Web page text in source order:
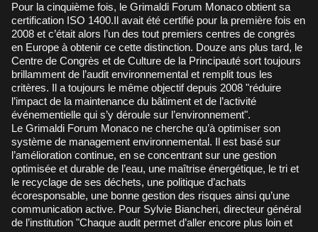
Pour la cinquième fois, le Grimaldi Forum Monaco obtient sa
certification ISO 1400.Il avait été certifié pour la première fois en
2008 et c’était alors l’un des tout premiers centres de congrès
en Europe à obtenir ce cette distinction. Douze ans plus tard, le
Centre de Congrès et de Culture de la Principauté sort toujours
brillamment de l’audit environnemental et remplit tous les
critères. Il a toujours le même objectif depuis 2008 "réduire
l’impact de la maintenance du bâtiment et de l’activité
événementielle qui s’y déroule sur l’environnement".
Le Grimaldi Forum Monaco ne cherche qu’à optimiser son
système de management environnemental. Il est basé sur
l’amélioration continue, en se concentrant sur une gestion
optimisée et durable de l’eau, une maîtrise énergétique, le tri et
le recyclage de ses déchets, une politique d’achats
écoresponsable, une bonne gestion des risques ainsi qu’une
communication active. Pour Sylvie Biancheri, directeur général
de l’institution "Chaque audit permet d’aller encore plus loin et